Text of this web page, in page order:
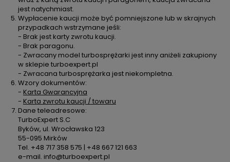
jest natychmiast.
Wypłacenie kaucji może być pomniejszone lub w skrajnych
przypadkach wstrzymane jeśli:
- Brak jest karty zwrotu kaucji.
- Brak paragonu.
- Zwracany model turbosprężarki jest inny aniżeli zakupiony
w sklepie turboexpert.pl
- Zwracana turbosprężarka jest niekompletna.
Wzory dokumentów:
- Karta Gwarancyjna
- Karta zwrotu kaucji / towaru
Dane teleadresowe:
TurboExpert S.C
Byków, ul. Wrocławska 123
55-095 Mirków
Tel. +48 717 358 575 | +48 667 121 663
e-mail. info@turboexpert.pl